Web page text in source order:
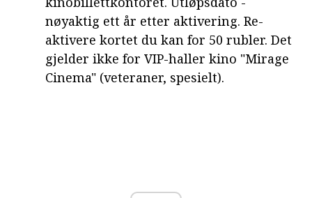
nøyaktig ett år etter aktivering. Re-
aktivere kortet du kan for 50 rubler. Det
gjelder ikke for VIP-haller kino "Mirage
Cinema" (veteraner, spesielt).